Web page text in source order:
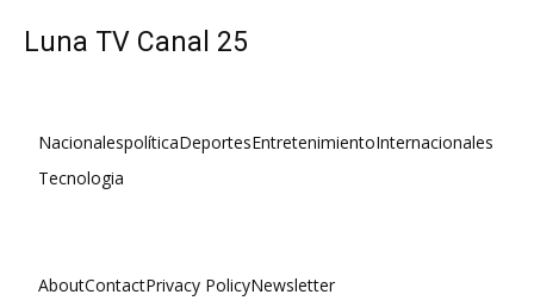
Luna TV Canal 25
NacionalespolíticaDeportesEntretenimientoInternacionales
Tecnologia
AboutContactPrivacy PolicyNewsletter